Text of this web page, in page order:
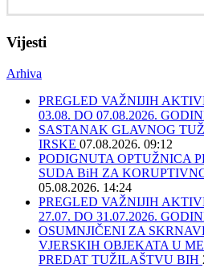
Vijesti
Arhiva
PREGLED VAŽNIJIH
03.08. DO 07.08.2026.
SASTANAK GLAVNOG
IRSKE 07.08.2026. 09:12
PODIGNUTA OPTUŽNICA
SUDA BiH ZA
05.08.2026. 14:24
PREGLED VAŽNIJIH
27.07. DO 31.07.2026.
OSUMNJIČENI ZA
VJERSKIH OBJEKATA U
PREDAT TUŽILAŠTVU BIH